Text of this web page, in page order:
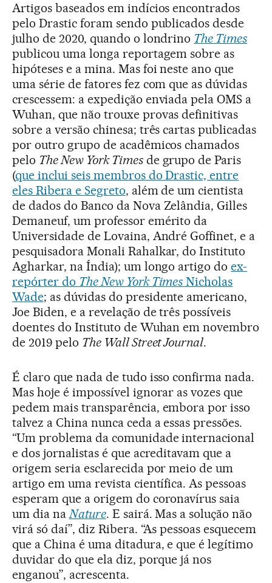
Artigos baseados em indícios encontrados
pelo Drastic foram sendo publicados desde
julho de 2020, quando o londrino The Times
publicou uma longa reportagem sobre as
hipóteses e a mina. Mas foi neste ano que
uma série de fatores fez com que as dúvidas
crescessem: a expedição enviada pela OMS a
Wuhan, que não trouxe provas definitivas
sobre a versão chinesa; três cartas publicadas
por outro grupo de acadêmicos chamados
pelo The New York Timesde grupo de Paris
(que inclui seis membros do Drastic, entre
eles Ribera e Segreto, além de um cientista
de dados do Banco da Nova Zelândia, Gilles
Demaneuf, um professor emérito da
Universidade de Lovaina, André Goffinet, e a
pesquisadora Monali Rahalkar, do Instituto
Agharkar, na Índia); um longo artigo doex-
repórter do The New York Times Nicholas
Wade; as dúvidas do presidente americano,
Joe Biden, e a revelação de três possíveis
doentes do Instituto de Wuhan em novembro
de 2019 pelo The Wall Street Journal.
É claro que nada de tudo isso confirma nada.
Mas hoje é impossível ignorar as vozes que
pedem mais transparência, embora por isso
talvez a China nunca ceda a essas pressões.
“Um problema da comunidade internacional
e dos jornalistas é que acreditavam que a
origem seria esclarecida por meio de um
artigo em uma revista científica. As pessoas
esperam que a origem do coronavírus saia
um dia naNature. E sairá. Mas a solução não
virá só daí”, diz Ribera. “As pessoas esquecem
que a China é uma ditadura, e que é legítimo
duvidar do que ela diz, porque já nos
enganou”, acrescenta.